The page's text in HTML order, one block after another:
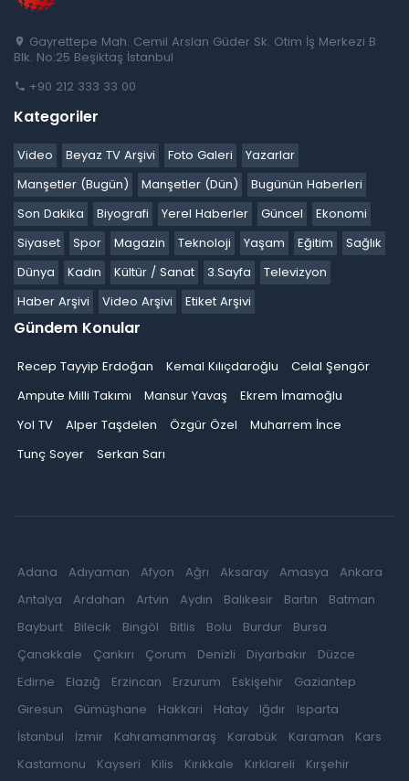
Gayrettepe Mah. Cemil Arslan Güder Sk. Otim İş Merkezi B
Blk. No:25 Beşiktaş İstanbul
+90 212 333 33 00
Kategoriler
Video Beyaz TV Arşivi Foto Galeri
Yazarlar
Manşetler (Bugün)
Manşetler (Dün)
Bugünün Haberleri
Son Dakika
Biyografi Yerel Haberler Güncel
Ekonomi
Siyaset
Spor Magazin Teknoloji Yaşam Eğitim
Sağlık
Dünya
Kadın Kültür / Sanat 3.Sayfa
Televizyon
Haber Arşivi
Video Arşivi Etiket Arşivi
Gündem Konular
Recep Tayyip Erdoğan Kemal Kılıçdaroğlu
Celal Şengör
Ampute Milli Takımı
Mansur Yavaş
Ekrem İmamoğlu
Yol TV
Alper Taşdelen Özgür Özel
Muharrem İnce
Tunç Soyer
Serkan Sarı
Adana Adıyaman Afyon Ağrı Aksaray Amasya
Ankara
Antalya
Ardahan Artvin Aydın Balıkesir Bartın
Batman
Bayburt
Bilecik Bingöl Bitlis Bolu Burdur
Bursa
Çanakkale
Çankırı Çorum Denizli Diyarbakır
Düzce
Edirne
Elazığ Erzincan Erzurum Eskişehir
Gaziantep
Giresun
Gümüşhane Hakkari Hatay Iğdır
Isparta
İstanbul
İzmir Kahramanmaraş Karabük Karaman
Kars
Kastamonu
Kayseri Kilis Kırıkkale Kırklareli
Kırşehir